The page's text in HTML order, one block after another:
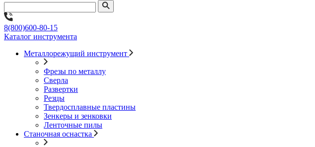
8(800)600-80-15
Каталог инструмента
Металлорежущий инструмент
Фрезы по металлу
Сверла
Развертки
Резцы
Твердосплавные пластины
Зенкеры и зенковки
Ленточные пилы
Станочная оснастка